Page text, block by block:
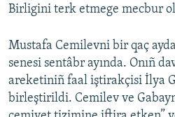
Birligini terk etmege mecbur
Mustafa Cemilevni bir qaç
senesi sentâbr ayında. Onıñ
areketiniñ faal iştirakçisi İlya
birleştirildi. Cemilev ve